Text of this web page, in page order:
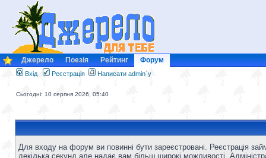
Джерело Поезія Рейтинг Форум
Вхід Реєстрація Написати admin`у
Сьогодні: 10 серпня 2026, 05:40
Для входу на форум ви повинні бути зареєстровані. Реєстрація
декілька секунд але надає вам більш широкі можливості.